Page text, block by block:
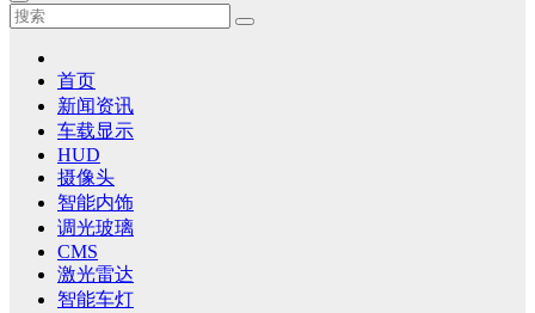
智能汽车资源网
智能表面，智能内饰，新能源汽车，HMI，人车交互，智能车
首页
新闻资讯
车载显示
HUD
摄像头
智能内饰
调光玻璃
CMS
激光雷达
智能车灯